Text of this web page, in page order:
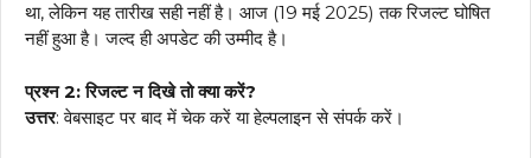
था, लेकिन यह तारीख सही नहीं है। आज (19 मई 2025) तक रिजल्ट घोषित
नहीं हुआ है। जल्द ही अपडेट की उम्मीद है।
प्रश्न 2: रिजल्ट न दिखे तो क्या करें?
उत्तर: वेबसाइट पर बाद में चेक करें या हेल्पलाइन से संपर्क करें।